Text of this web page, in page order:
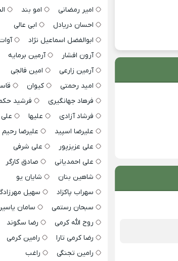
امیر رمضانی
امو بند
احسان دریادل
ابی عالی
ابوالفضل اسماعیل نژاد
آرون افشار
آرمین برمایه
آرمین زارعی
امین فالجی
امید رحمتی
کیوان
فرهاد جهانگیری
فرشید
فرشاد آزادی
علیها
علیرضا اسپید
علیرضا رحیم
علی عزیزپور
علی شرفی
علی احمدیانی
صادق کارگر
شاهین بنان
شایان یو
سهراب پاکزاد
سهیل
سبحان رستمی
سامان
روح الله کرمی
رضا سگوند
رضا کرمی تارا
رامین کرمی
رامین تجنگی
راغب